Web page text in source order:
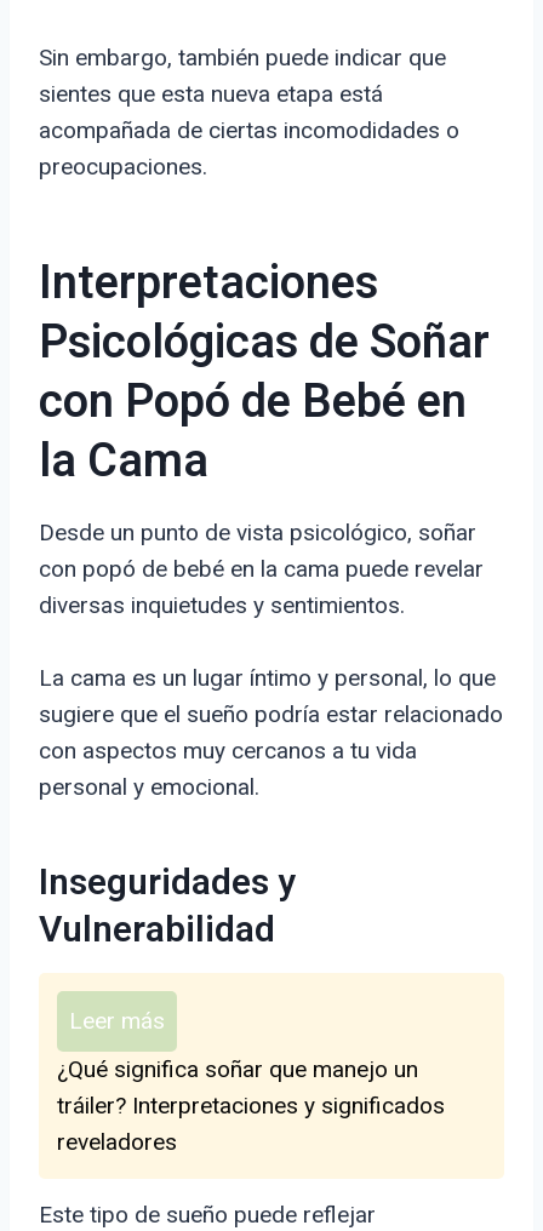
Sin embargo, también puede indicar que
sientes que esta nueva etapa está
acompañada de ciertas incomodidades o
preocupaciones.
Interpretaciones
Psicológicas de Soñar
con Popó de Bebé en
la Cama
Desde un punto de vista psicológico, soñar
con popó de bebé en la cama puede revelar
diversas inquietudes y sentimientos.
La cama es un lugar íntimo y personal, lo que
sugiere que el sueño podría estar relacionado
con aspectos muy cercanos a tu vida
personal y emocional.
Inseguridades y
Vulnerabilidad
Leer más
¿Qué significa soñar que manejo un
tráiler? Interpretaciones y significados
reveladores
Este tipo de sueño puede reflejar